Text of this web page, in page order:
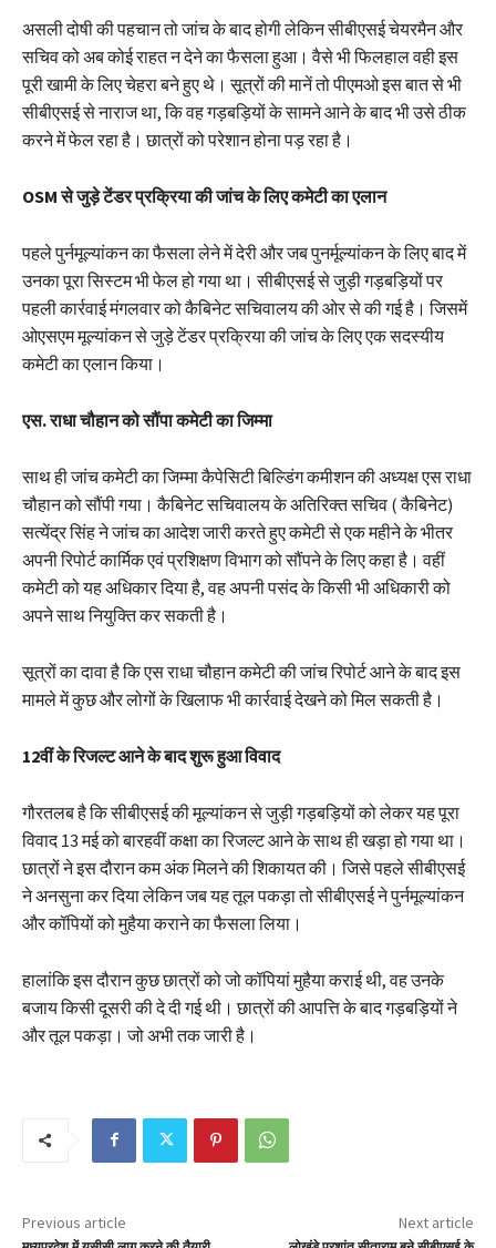
असली दोषी की पहचान तो जांच के बाद होगी लेकिन सीबीएसई चेयरमैन और
सचिव को अब कोई राहत न देने का फैसला हुआ। वैसे भी फिलहाल वही इस
पूरी खामी के लिए चेहरा बने हुए थे। सूत्रों की मानें तो पीएमओ इस बात से भी
सीबीएसई से नाराज था, कि वह गड़बड़ियों के सामने आने के बाद भी उसे ठीक
करने में फेल रहा है। छात्रों को परेशान होना पड़ रहा है।
OSM से जुड़े टेंडर प्रक्रिया की जांच के लिए कमेटी का एलान
पहले पुर्नमूल्यांकन का फैसला लेने में देरी और जब पुनर्मूल्यांकन के लिए बाद में
उनका पूरा सिस्टम भी फेल हो गया था। सीबीएसई से जुड़ी गड़बड़ियों पर
पहली कार्रवाई मंगलवार को कैबिनेट सचिवालय की ओर से की गई है। जिसमें
ओएसएम मूल्यांकन से जुड़े टेंडर प्रक्रिया की जांच के लिए एक सदस्यीय
कमेटी का एलान किया।
एस. राधा चौहान को सौंपा कमेटी का जिम्मा
साथ ही जांच कमेटी का जिम्मा कैपेसिटी बिल्डिंग कमीशन की अध्यक्ष एस राधा
चौहान को सौंपी गया। कैबिनेट सचिवालय के अतिरिक्त सचिव ( कैबिनेट)
सत्येंद्र सिंह ने जांच का आदेश जारी करते हुए कमेटी से एक महीने के भीतर
अपनी रिपोर्ट कार्मिक एवं प्रशिक्षण विभाग को सौंपने के लिए कहा है। वहीं
कमेटी को यह अधिकार दिया है, वह अपनी पसंद के किसी भी अधिकारी को
अपने साथ नियुक्ति कर सकती है।
सूत्रों का दावा है कि एस राधा चौहान कमेटी की जांच रिपोर्ट आने के बाद इस
मामले में कुछ और लोगों के खिलाफ भी कार्रवाई देखने को मिल सकती है।
12वीं के रिजल्ट आने के बाद शुरू हुआ विवाद
गौरतलब है कि सीबीएसई की मूल्यांकन से जुड़ी गड़बड़ियों को लेकर यह पूरा
विवाद 13 मई को बारहवीं कक्षा का रिजल्ट आने के साथ ही खड़ा हो गया था।
छात्रों ने इस दौरान कम अंक मिलने की शिकायत की। जिसे पहले सीबीएसई
ने अनसुना कर दिया लेकिन जब यह तूल पकड़ा तो सीबीएसई ने पुर्नमूल्यांकन
और कॉपियों को मुहैया कराने का फैसला लिया।
हालांकि इस दौरान कुछ छात्रों को जो कॉपियां मुहैया कराई थी, वह उनके
बजाय किसी दूसरी की दे दी गई थी। छात्रों की आपत्ति के बाद गड़बड़ियों ने
और तूल पकड़ा। जो अभी तक जारी है।
Previous article Next article